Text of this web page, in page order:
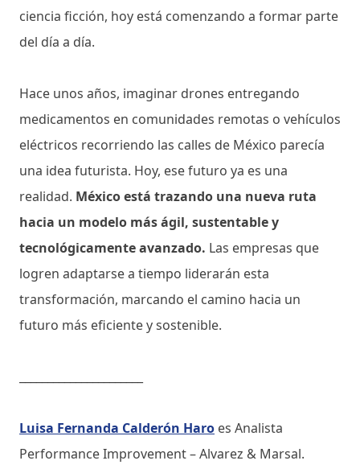
ciencia ficción, hoy está comenzando a formar parte
del día a día.
Hace unos años, imaginar drones entregando
medicamentos en comunidades remotas o vehículos
eléctricos recorriendo las calles de México parecía
una idea futurista. Hoy, ese futuro ya es una
realidad. México está trazando una nueva ruta
hacia un modelo más ágil, sustentable y
tecnológicamente avanzado. Las empresas que
logren adaptarse a tiempo liderarán esta
transformación, marcando el camino hacia un
futuro más eficiente y sostenible.
Luisa Fernanda Calderón Haro es Analista
Performance Improvement – Alvarez & Marsal.